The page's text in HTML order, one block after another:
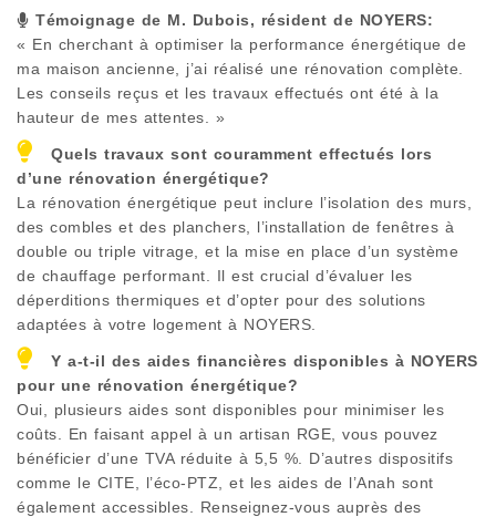
Témoignage de M. Dubois, résident de NOYERS:
« En cherchant à optimiser la performance énergétique de
ma maison ancienne, j’ai réalisé une rénovation complète.
Les conseils reçus et les travaux effectués ont été à la
hauteur de mes attentes. »
Quels travaux sont couramment effectués lors
d’une rénovation énergétique?
La rénovation énergétique peut inclure l’isolation des murs,
des combles et des planchers, l’installation de fenêtres à
double ou triple vitrage, et la mise en place d’un système
de chauffage performant. Il est crucial d’évaluer les
déperditions thermiques et d’opter pour des solutions
adaptées à votre logement à NOYERS
Y a-t-il des aides financières disponibles à NOYERS
pour une rénovation énergétique?
Oui, plusieurs aides sont disponibles pour minimiser les
coûts. En faisant appel à un artisan RGE, vous pouvez
bénéficier d’une TVA réduite à 5,5 %. D’autres dispositifs
comme le CITE, l’éco-PTZ, et les aides de l’Anah sont
également accessibles. Renseignez-vous auprès des